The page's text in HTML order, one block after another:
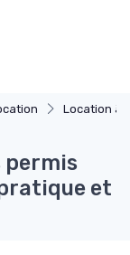
Location à
permis
et